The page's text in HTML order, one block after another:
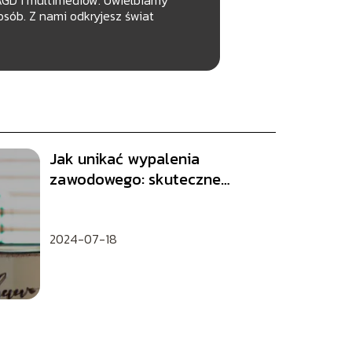
Z nami odkryjesz świat
Jak unikać wypalenia
zawodowego: skuteczne
2024-07-18